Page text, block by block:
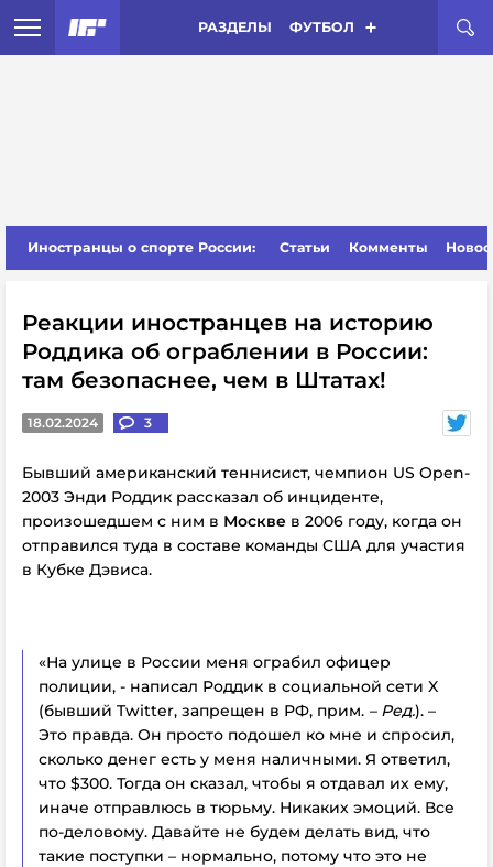
РАЗДЕЛЫ ФУТБОЛ
Иностранцы о спорте России: Статьи Комменты
Реакции иностранцев на историю
Роддика об ограблении в России:
там безопаснее, чем в Штатах!
18.02.2024 3
Бывший американский теннисист, чемпион US Open-
2003 Энди Роддик рассказал об инциденте,
произошедшем с ним в Москве в 2006 году, когда он
отправился туда в составе команды США для участия
в Кубке Дэвиса.
«На улице в России меня ограбил офицер
полиции, - написал Роддик в социальной сети X
(бывший Twitter, запрещен в РФ, прим. – Ред.). –
Это правда. Он просто подошел ко мне и спросил,
сколько денег есть у меня наличными. Я ответил,
что $300. Тогда он сказал, чтобы я отдавал их ему,
иначе отправлюсь в тюрьму. Никаких эмоций. Все
по-деловому. Давайте не будем делать вид, что
такие поступки – нормально, потому что это не